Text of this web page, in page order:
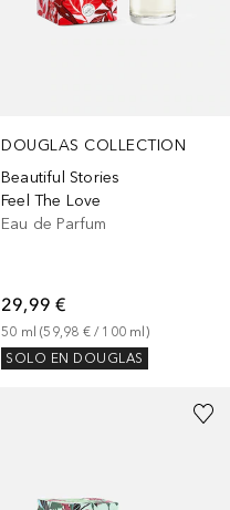
DOUGLAS COLLECTION
Beautiful Stories
Feel The Love
Eau de Parfum
29,99 €
50 ml (59,98 € / 100 ml)
SOLO EN DOUGLAS